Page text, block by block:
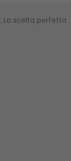
La scelta perfetta